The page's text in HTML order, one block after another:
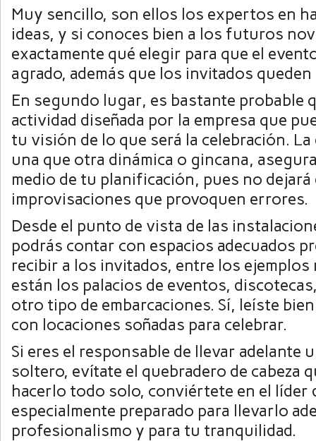
Muy sencillo, son ellos los expertos en
ideas, y si conoces bien a los futuros
exactamente qué elegir para que el
agrado, además que los invitados
En segundo lugar, es bastante probable
actividad diseñada por la empresa que
tu visión de lo que será la celebración.
una que otra dinámica o gincana,
medio de tu planificación, pues no dejará
improvisaciones que provoquen errores.
Desde el punto de vista de las
podrás contar con espacios adecuados
recibir a los invitados, entre los ejemplos
están los palacios de eventos,
otro tipo de embarcaciones. Sí, leíste
con locaciones soñadas para celebrar.
Si eres el responsable de llevar adelante
soltero, evítate el quebradero de cabeza
hacerlo todo solo, conviértete en el líder
especialmente preparado para llevarlo
profesionalismo y para tu tranquilidad.